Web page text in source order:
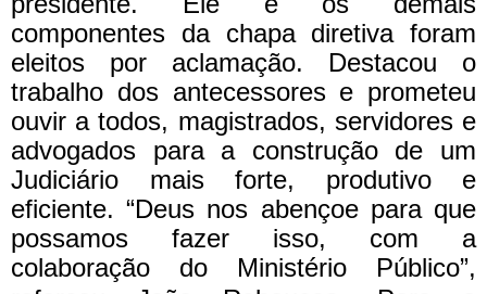
componentes da chapa diretiva foram
eleitos por aclamação. Destacou o
trabalho dos antecessores e prometeu
ouvir a todos, magistrados, servidores e
advogados para a construção de um
Judiciário mais forte, produtivo e
eficiente. “Deus nos abençoe para que
possamos fazer isso, com a
colaboração do Ministério Público”,